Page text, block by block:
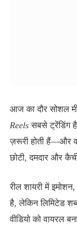
आज का दौर सोशल
Reels सबसे ट्रेंडिंग
ज़रूरी होती हैं—और
छोटी, दमदार और
रील शायरी में
है, लेकिन लिमिटेड
वीडियो को वायरल